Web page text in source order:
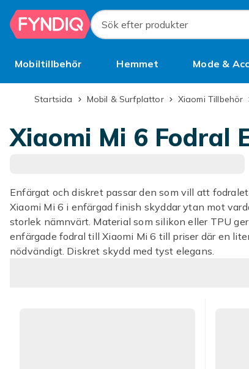
Hoppa till huvudinnehållet
Sök efter produkter
Mobiltillbehör Hemmet Mode &
Bättre än begagnat
Startsida Mobil & Surfplattor Xiaomi Tillbehör
Xiaomi Mi 6 Fodral
Enfärgat och diskret passar den som vill att
Xiaomi Mi 6 i enfärgad finish skyddar ytan mot
storlek nämnvärt. Material som silikon eller TPU
enfärgade fodral till Xiaomi Mi 6 till priser där en
nödvändigt. Diskret skydd med tyst elegans.